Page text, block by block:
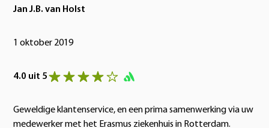
Jan J.B. van Holst
1 oktober 2019
4.0 uit 5
Geweldige klantenservice, en een prima samenwerking via uw
medewerker met het Erasmus ziekenhuis in Rotterdam.